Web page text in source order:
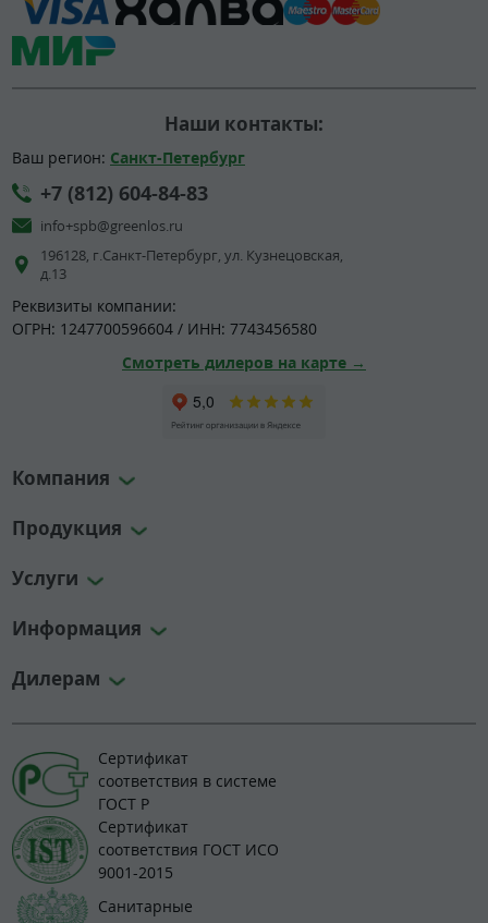
Наши контакты:
Ваш регион: Санкт-Петербург
+7 (812) 604-84-83
info+spb@greenlos.ru
196128, г.Санкт-Петербург, ул. Кузнецовская,
д.13
Реквизиты компании:
ОГРН: 1247700596604 / ИНН: 7743456580
Смотреть дилеров на карте →
Компания
Продукция
Услуги
Информация
Дилерам
Сертификат
соответствия в системе
ГОСТ Р
Сертификат
соответствия ГОСТ ИСО
9001-2015
Санитарные